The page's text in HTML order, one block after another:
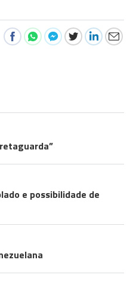
e possibilidade de